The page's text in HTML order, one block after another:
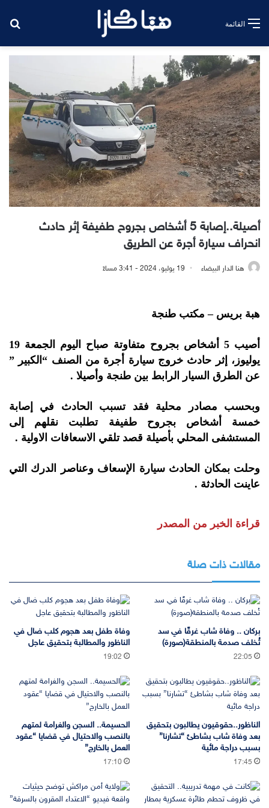
القائمة
أصيلة..إصابة 5 أشخاص بجروح طفيفة إثر حادث
انحراف سيارة أجرة عن الطريق
هنا الدار البيضاء 19 يوليو، 2024 - 3:41 مساءً
هبة بريس – مكتب طنجة
أصيب 5 أشخاص بجروح متفاوتة صباح اليوم الجمعة 19
يوليوز، إثر حادث خروج سيارة أجرة من الصنف “الكبير ”
عن الطرق السيار الرابط بين طنجة وأصيلا .
وبحسب مصادر محلية فقد تسبب الحادث في إصابة
خمسة أشخاص بجروح طفيفة تطلبت نقلهم إلى
المستشفى المحلي بأصيلة قصد تلقي الاسعافات الاولية .
وحلت بمكان الحادث سيارة الإسعاف وعناصر الدرك التي
عاينت الحادثة .
قراءة الخبر من المصدر
مقالات ذات صلة
بركان .. وفاة شاب غرقًا في سد
تُخلف صدمة بالمنطقة(صورة)
22:05
وفاة طفل بعد هجوم كلب ضال في
الناظور والمطالبة بتحقيق عاجل
19:02
الناظور..حقوقيون يطالبون بتحقيق
بعد وفاة شاب بشاطئ “تشارنا”
بسبب دراجة مائية
17:45
الحسيمة.. السجن والغرامة لمتهم
بالنصب والاحتيال في قضايا “عقود
العمل بالخارج”
17:10